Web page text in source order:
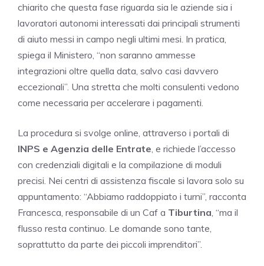
chiarito che questa fase riguarda sia le aziende sia i
lavoratori autonomi interessati dai principali strumenti
di aiuto messi in campo negli ultimi mesi. In pratica,
spiega il Ministero, “non saranno ammesse
integrazioni oltre quella data, salvo casi davvero
eccezionali”. Una stretta che molti consulenti vedono
come necessaria per accelerare i pagamenti.
La procedura si svolge online, attraverso i portali di
INPS e Agenzia delle Entrate , e richiede l’accesso
con credenziali digitali e la compilazione di moduli
precisi. Nei centri di assistenza fiscale si lavora solo su
appuntamento: “Abbiamo raddoppiato i turni”, racconta
Francesca, responsabile di un Caf a Tiburtina , “ma il
flusso resta continuo. Le domande sono tante,
soprattutto da parte dei piccoli imprenditori”.